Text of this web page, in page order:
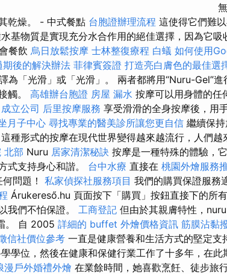
乾燥。 - 中式餐點 台胞證辦理流程 這使得它們難
基物質是實現充分水合作用的絕佳選擇，因為它吸
餐飲 烏日放鬆按摩 士林整復療程 白蟻 如何使用
期後的解決辦法 菲律賓簽證 打造亮白膚色的最佳選
為「光滑」或「光滑」。 兩者都將用“Nuru-Gel”
觸。 高雄辦台胞證 房屋 漏水 按摩可以用身體的任
成立公司 后里按摩服務 享受滑滑的全身按摩後，用
月子中心 尋找專業的醫美診所讓您更自信 繼續保
種形式的按摩在現代世界變得越來越流行，人們越
北部 Nuru 居家清潔秘訣 按摩是一種特殊的體驗，
式支持身心和諧。 台中水療 直接在 桃園外燴服務
問題！ 私家偵探社服務項目 我們的購買保證服務
Árukereső.hu 頁面按下「購買」按鈕直接下的所
我們不怕保證。 工商登記 但由於其親膚特性，nuru
。 自 2005 詳細的 buffet 外燴價格資訊 筋膜沾黏
信社價位參考 一直是健康營養和生活方式的堅定支
學位，然後在健康和保健行業工作了十多年，在此
漫戶外婚禮外燴 在業餘時間，她喜歡烹飪、徒步旅